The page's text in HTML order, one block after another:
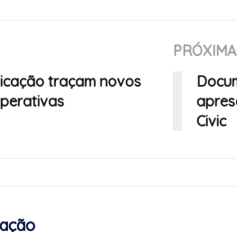
traçam novos
PRÓXIMA
Civic